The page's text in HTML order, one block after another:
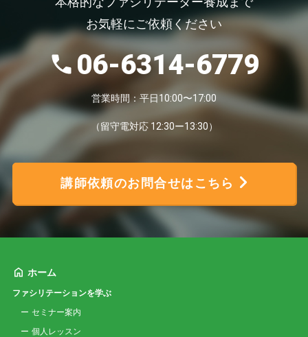
お気軽にご依頼ください
06-6314-6779
営業時間：平日10:00〜17:00
（留守電対応 12:30ー13:30）
講師依頼のお問合せはこちら
ホーム
ファシリテーションを学ぶ
セミナー案内
個人レッスン